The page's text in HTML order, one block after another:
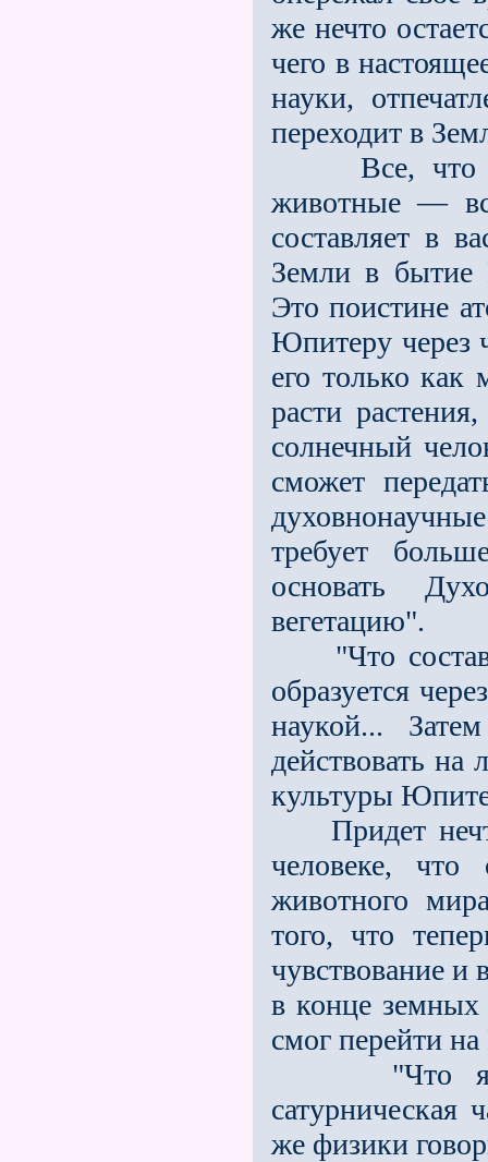
же нечто
чего в
науки,
переходит в
Все, что
животные —
составляет в
Земли в бытие
Это поистине
Юпитеру через
его только
расти
солнечный
сможет
требует
основать
вегетацию".
"Что
образуется
наукой...
действовать
культуры
Придет нечто
человеке, что
животного
того, что
чувствование и
в конце земных
смог перейти
"Что
сатурническая
же физики